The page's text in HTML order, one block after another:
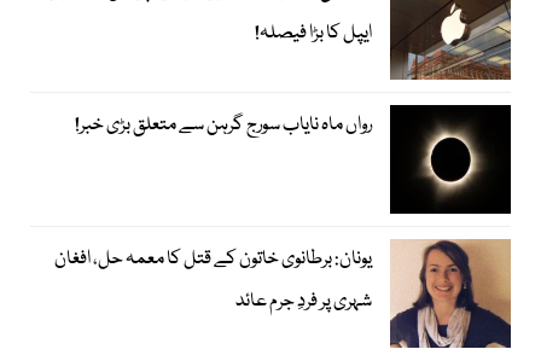
ایپل کا بڑا فیصلہ!
رواں ماہ نایاب سورج گرہن سے متعلق بڑی خبر!
یونان: برطانوی خاتون کے قتل کا معمہ حل، افغان
شہری پر فردِ جرم عائد